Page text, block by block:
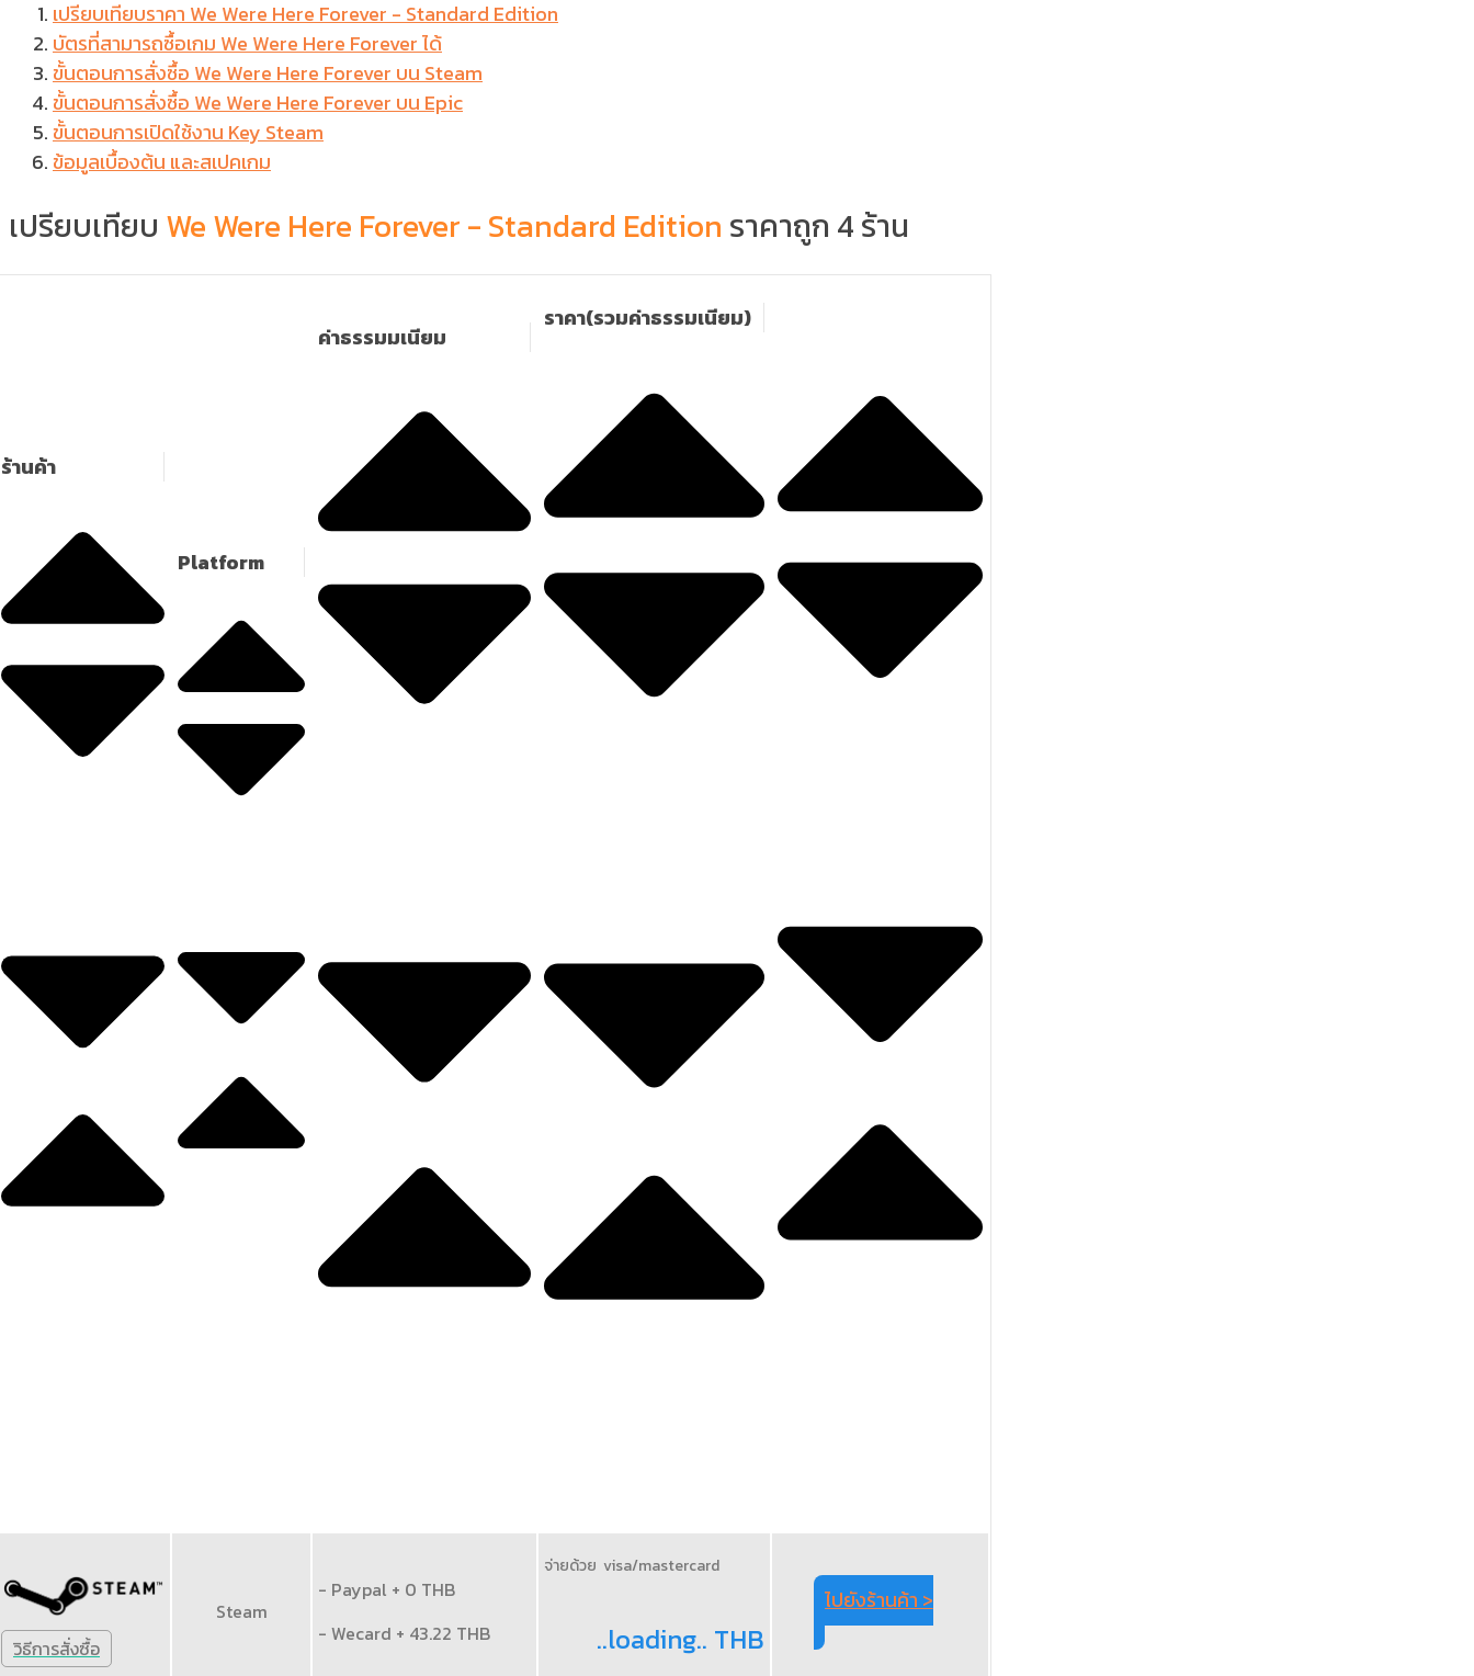
เปรียบเทียบราคา We Were Here Forever - Standard Edition
บัตรที่สามารถซื้อเกม We Were Here Forever ได้
ขั้นตอนการสั่งซื้อ We Were Here Forever บน Steam
ขั้นตอนการสั่งซื้อ We Were Here Forever บน Epic
ขั้นตอนการเปิดใช้งาน Key Steam
ข้อมูลเบื้องต้น และสเปคเกม
เปรียบเทียบ We Were Here Forever - Standard Edition ราคาถูก 4 ร้าน
ร้านค้า
Platform
ค่าธรรมมเนียม
ราคา(รวมค่าธรรมเนียม)
วิธีการสั่งซื้อ
Steam
- Paypal + 0 THB
- Wecard + 43.22 THB
จ่ายด้วย visa/mastercard
..loading.. THB
ไปยังร้านค้า >